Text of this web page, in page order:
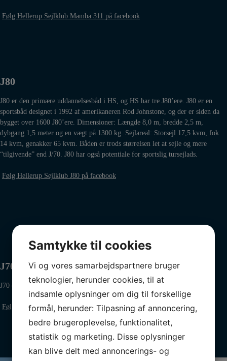
Følg Hellerup Sejlklub Mamba 311 på facebook
J80
J80 er den primære uddannelsesbåd i HS, og HS har tre J80’ere. J80 er en
sportsbåd designet i 1992 af amerikaneren Rod Johnstone, og der er siden da
bygget over 1600 J80’ere. Dimensioner: Længde 8,0 m, bredde 2,5 m,
dybgang 1,5 meter og en vægt på 1300 kg. Sejlareal: Storsejl 17,5 kvm, fok
14 kvm, genakker 65 kvm. Båden er trods størrelsen let at sejle og mere
“tilgivende” end J/70. J80 har også potentiale for sportslig tursejlads.
Følg Hellerup Sejlklub J80 på facebook
J70
J70 er…
Følg Hellerup Sejlklub J70 på facebook
Samtykke til cookies
Vi og vores samarbejdspartnere bruger
teknologier, herunder cookies, til at
indsamle oplysninger om dig til forskellige
formål, herunder: Tilpasning af annoncering,
bedre brugeroplevelse, funktionalitet,
statistik og marketing. Disse oplysninger
kan blive delt med annoncerings- og